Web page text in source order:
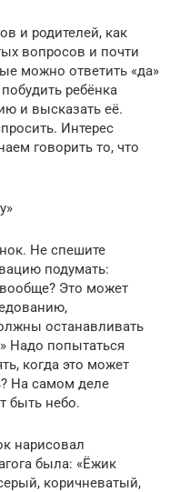
и родителей, как
вопросов и почти
можно ответить «да»
ребёнка
и высказать её.
Интерес
говорить то, что
Не спешите
подумать:
Это может
останавливать
Надо попытаться
когда это может
На самом деле
быть небо.
нарисовал
была: «Ёжик
коричневатый,